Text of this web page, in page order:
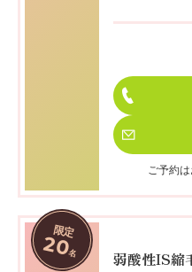
ご予約
限定
20名
弱酸性IS縮